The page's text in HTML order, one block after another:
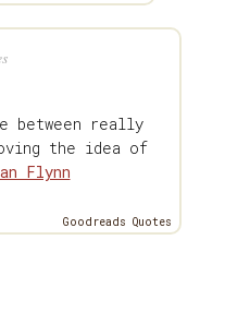
between really
the idea of
Flynn
Goodreads Quotes